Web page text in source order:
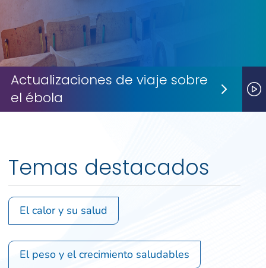
Actualizaciones de viaje sobre
el ébola
Next
Temas destacados
El calor y su salud
El peso y el crecimiento saludables